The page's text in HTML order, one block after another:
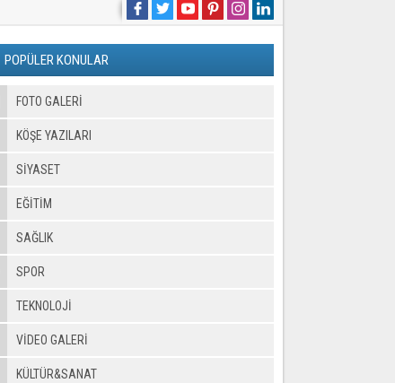
POPÜLER KONULAR
FOTO GALERI
KÖŞE YAZILARI
SİYASET
EĞİTİM
SAĞLIK
SPOR
TEKNOLOJİ
VIDEO GALERI
KÜLTÜR&SANAT